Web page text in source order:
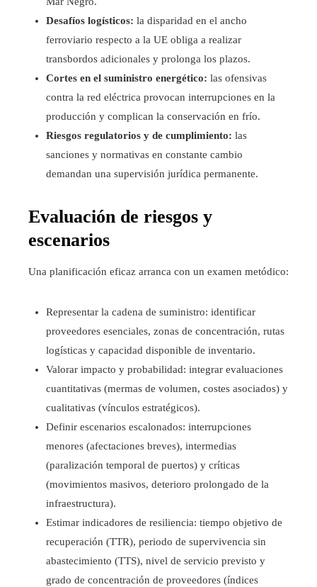
Desafíos logísticos: la disparidad en el ancho
ferroviario respecto a la UE obliga a realizar
transbordos adicionales y prolonga los plazos.
Cortes en el suministro energético: las ofensivas
contra la red eléctrica provocan interrupciones en la
producción y complican la conservación en frío.
Riesgos regulatorios y de cumplimiento: las
sanciones y normativas en constante cambio
demandan una supervisión jurídica permanente.
Evaluación de riesgos y
escenarios
Una planificación eficaz arranca con un examen metódico:
Representar la cadena de suministro: identificar
proveedores esenciales, zonas de concentración, rutas
logísticas y capacidad disponible de inventario.
Valorar impacto y probabilidad: integrar evaluaciones
cuantitativas (mermas de volumen, costes asociados) y
cualitativas (vínculos estratégicos).
Definir escenarios escalonados: interrupciones
menores (afectaciones breves), intermedias
(paralización temporal de puertos) y críticas
(movimientos masivos, deterioro prolongado de la
infraestructura).
Estimar indicadores de resiliencia: tiempo objetivo de
recuperación (TTR), periodo de supervivencia sin
abastecimiento (TTS), nivel de servicio previsto y
grado de concentración de proveedores (índices